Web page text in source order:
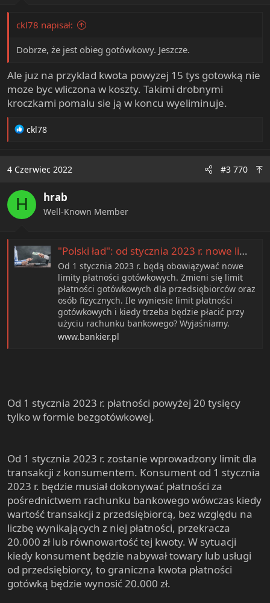
ckl78 napisał:
Dobrze, że jest obieg gotówkowy. Jeszcze.
Ale juz na przyklad kwota powyzej 15 tys gotowką nie
moze byc wliczona w koszty. Takimi drobnymi
kroczkami pomalu sie ją w koncu wyeliminuje.
R
t
o
n
s
ckl78
4 Czerwiec 2022 #3 770
H hrab
Well-Known Member
"Polski ład": od stycznia 2023 r. nowe limity płatności gotówkowych
Od 1 stycznia 2023 r. będą obowiązywać nowe
limity płatności gotówkowych. Zmieni się limit
płatności gotówkowych dla przedsiębiorców oraz
osób fizycznych. Ile wyniesie limit płatności
gotówkowych i kiedy trzeba będzie płacić przy
użyciu rachunku bankowego? Wyjaśniamy.
www.bankier.pl
Od 1 stycznia 2023 r. płatności powyżej 20 tysięcy
tylko w formie bezgotówkowej.
Od 1 stycznia 2023 r. zostanie wprowadzony limit dla
transakcji z konsumentem. Konsument od 1 stycznia
2023 r. będzie musiał dokonywać płatności za
pośrednictwem rachunku bankowego wówczas kiedy
wartość transakcji z przedsiębiorcą, bez względu na
liczbę wynikających z niej płatności, przekracza
20.000 zł lub równowartość tej kwoty. W sytuacji
kiedy konsument będzie nabywał towary lub usługi
od przedsiębiorcy, to graniczna kwota płatności
gotówką będzie wynosić 20.000 zł.